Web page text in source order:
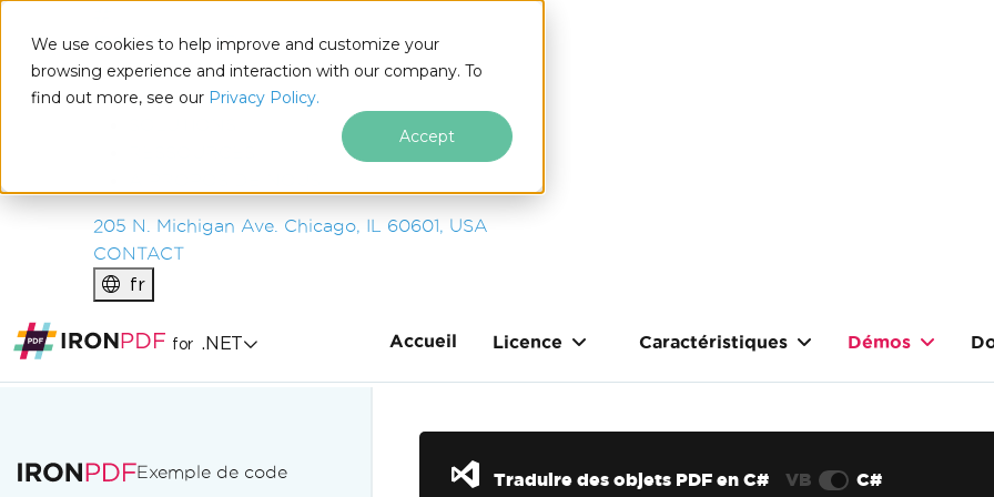
We use cookies to help improve and customize your
browsing experience and interaction with our company. To
find out more, see our Privacy Policy.
Accept
IRONSOFTWARE
PRODUITS
ENTREPRISE
205 N. Michigan Ave. Chicago, IL 60601, USA
CONTACT
fr
for .NET Accueil Licence Caractéristiques Démos
Exemple de code Traduire des objets PDF en C# VB C#